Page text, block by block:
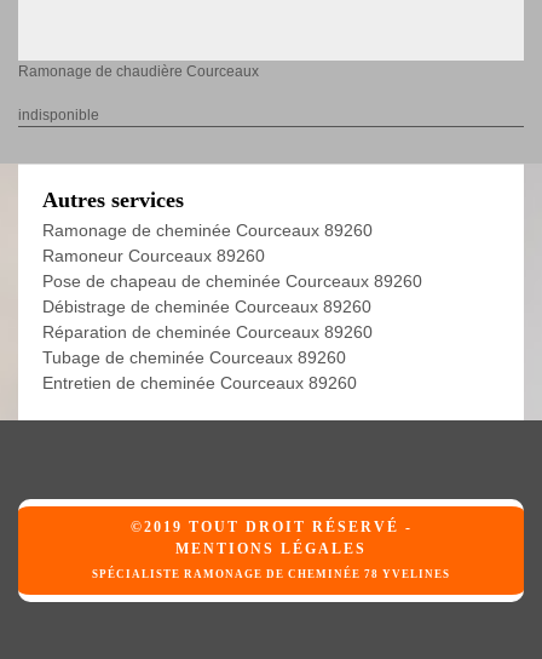
Ramonage de chaudière Courceaux
indisponible
Autres services
Ramonage de cheminée Courceaux 89260
Ramoneur Courceaux 89260
Pose de chapeau de cheminée Courceaux 89260
Débistrage de cheminée Courceaux 89260
Réparation de cheminée Courceaux 89260
Tubage de cheminée Courceaux 89260
Entretien de cheminée Courceaux 89260
©2019 TOUT DROIT RÉSERVÉ -
MENTIONS LÉGALES
SPÉCIALISTE RAMONAGE DE CHEMINÉE 78 YVELINES